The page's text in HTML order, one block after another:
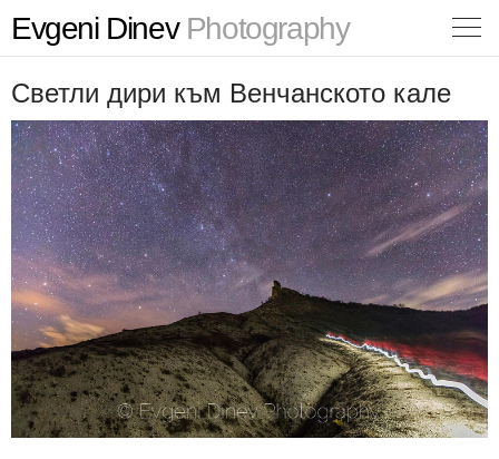
Evgeni DinevPhotography
Светли дири към Венчанското кале